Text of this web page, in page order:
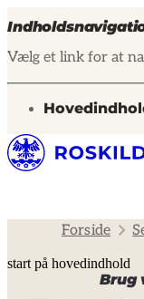
Vælg et link for at
gå til
Forside
start på hovedindhold
Brug